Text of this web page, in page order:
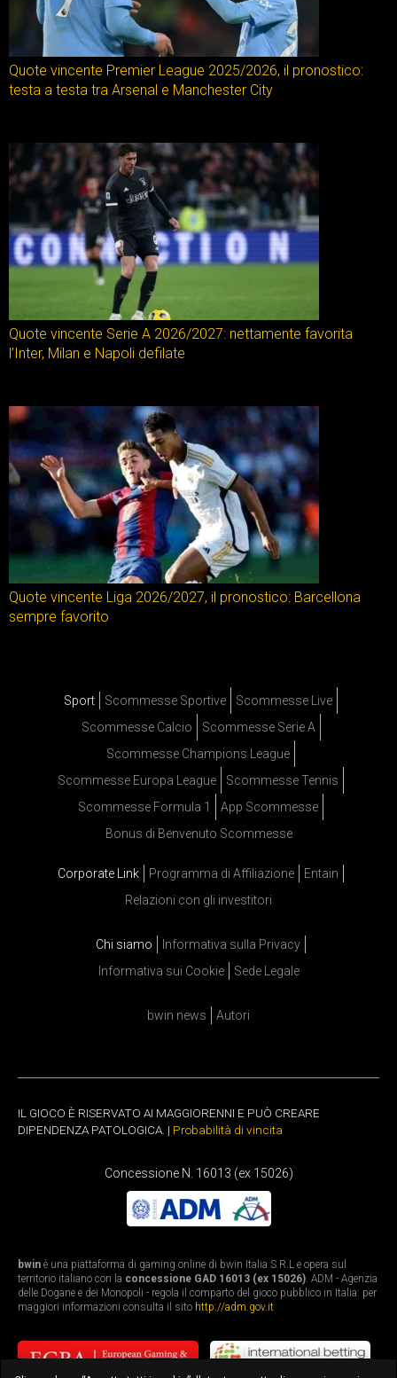
Quote vincente Premier League 2025/2026, il pronostico:
testa a testa tra Arsenal e Manchester City
Quote vincente Serie A 2026/2027: nettamente favorita
l’Inter, Milan e Napoli defilate
Quote vincente Liga 2026/2027, il pronostico: Barcellona
sempre favorito
Sport Scommesse Sportive
Scommesse Live
Scommesse Calcio
Scommesse Serie A
Scommesse Champions League
Scommesse Europa League
Scommesse Tennis
Scommesse Formula 1
App Scommesse
Bonus di Benvenuto Scommesse
Corporate Link Programma di Affiliazione
Entain
Relazioni con gli investitori
Chi siamo
Informativa sulla Privacy
Informativa sui Cookie
Sede Legale
bwin news Autori
IL GIOCO È RISERVATO AI MAGGIORENNI E PUÒ CREARE
DIPENDENZA PATOLOGICA. | Probabilità di vincita
Concessione N. 16013 (ex 15026)
bwin è una piattaforma di gaming online di bwin Italia S.R.L e opera sul
territorio italiano con la concessione GAD 16013 (ex 15026). ADM - Agenzia
delle Dogane e dei Monopoli - regola il comparto del gioco pubblico in Italia: per
maggiori informazioni consulta il sito http://adm.gov.it